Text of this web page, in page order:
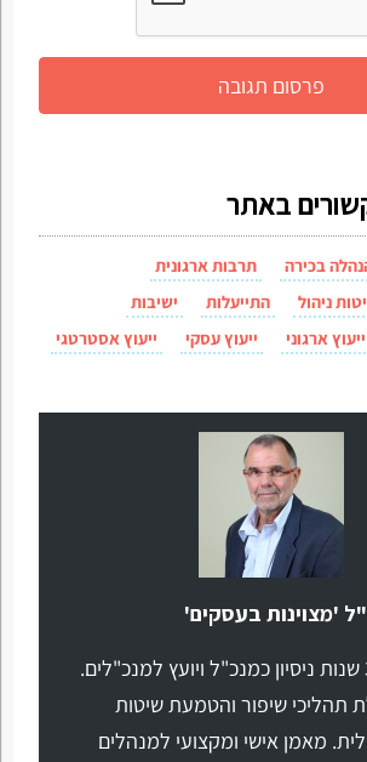
באתר
בכירה
תרבות ארגונית
ניהול התייעלות
ישיבות
ייעוץ ארגוני ייעוץ עסקי ייעוץ אסטרטגי
'מצוינות בעסקים'
בעל יותר מ-30 שנות ניסיון כמנכ"ל ויועץ למנכ"לים.
תהליכי שיפור והטמעת שיטות
מאמן אישי ומקצועי למנהלים